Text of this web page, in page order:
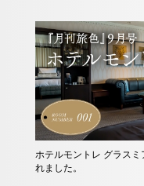
ホテルモントレ グラス
れました。